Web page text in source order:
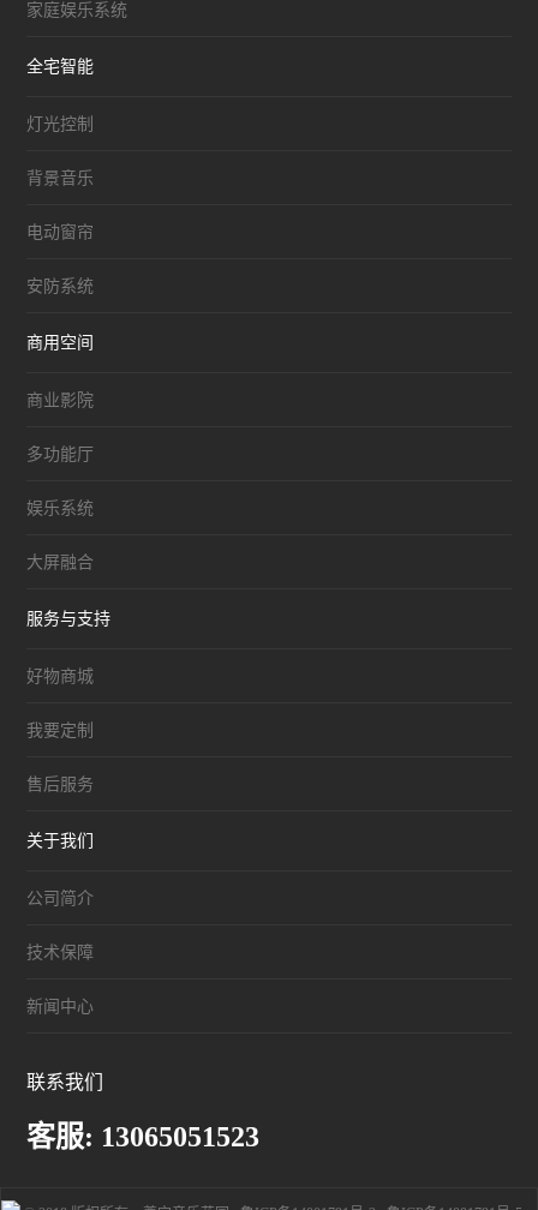
家庭娱乐系统
全宅智能
灯光控制
背景音乐
电动窗帘
安防系统
商用空间
商业影院
多功能厅
娱乐系统
大屏融合
服务与支持
好物商城
我要定制
售后服务
关于我们
公司简介
技术保障
新闻中心
联系我们
客服: 13065051523